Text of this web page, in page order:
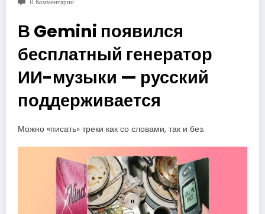
0 Комментарии
В Gemini появился
бесплатный генератор
ИИ-музыки — русский
поддерживается
Можно «писать» треки как со словами, так и без.